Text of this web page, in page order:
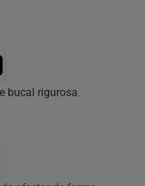
bucal rigurosa